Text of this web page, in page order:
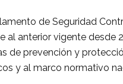
de Seguridad
al anterior vigente desde
de prevención y
y al marco normativo